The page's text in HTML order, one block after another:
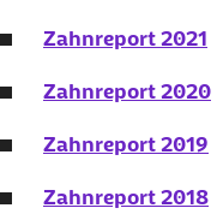
Zahnreport 2021
Zahnreport 2020
Zahnreport 2019
Zahnreport 2018